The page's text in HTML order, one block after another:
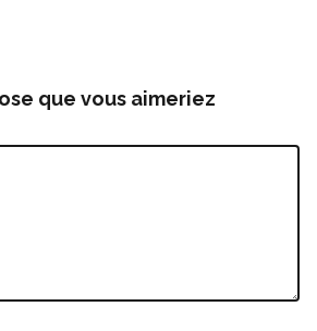
que vous aimeriez